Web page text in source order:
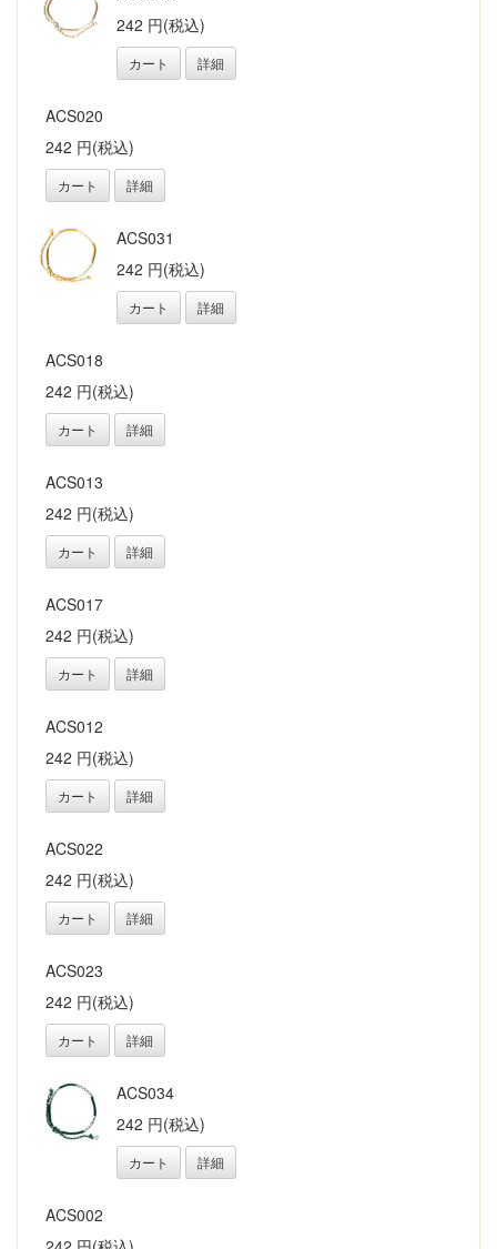
242 円(税込)
カート 詳細
ACS020
242 円(税込)
カート 詳細
ACS031
242 円(税込)
カート 詳細
ACS018
242 円(税込)
カート 詳細
ACS013
242 円(税込)
カート 詳細
ACS017
242 円(税込)
カート 詳細
ACS012
242 円(税込)
カート 詳細
ACS022
242 円(税込)
カート 詳細
ACS023
242 円(税込)
カート 詳細
ACS034
242 円(税込)
カート 詳細
ACS002